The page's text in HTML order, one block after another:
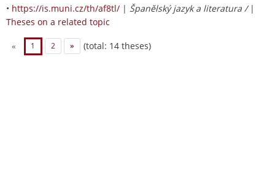
• https://is.muni.cz/th/af8tl/ | Španělský jazyk a literatura / |
Theses on a related topic
« 1 2 » (total: 14 theses)